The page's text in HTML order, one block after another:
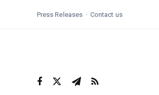
Press Releases Contact us